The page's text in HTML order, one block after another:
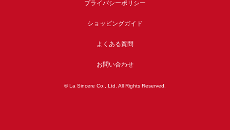
プライバシーポリシー
ショッピングガイド
よくある質問
お問い合わせ
© La Sincere Co., Ltd. All Rights Reserved.